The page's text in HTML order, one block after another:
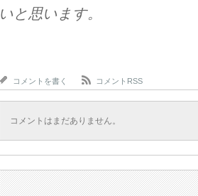
いと思います。
コメントを書く コメントRSS
コメントはまだありません。